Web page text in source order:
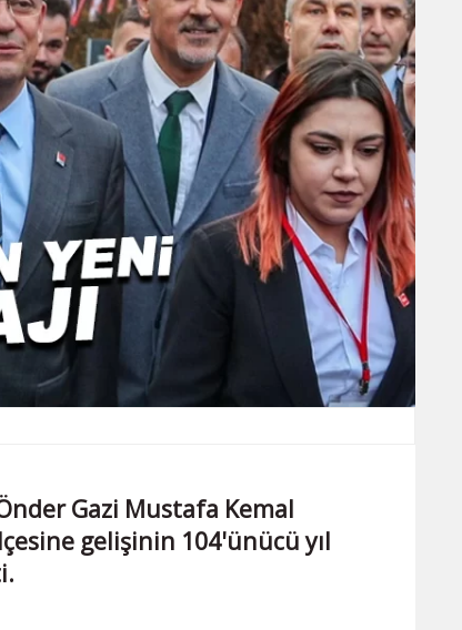
Gazi Mustafa Kemal
gelişinin 104'ünücü yıl